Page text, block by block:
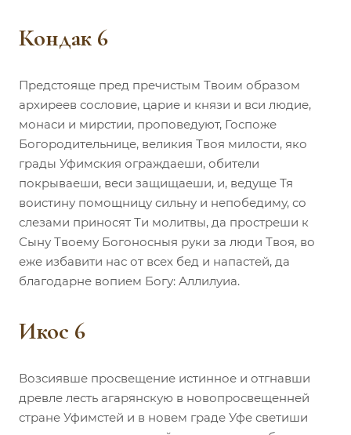
Кондак 6
Предстояще пред пречистым Твоим образом
архиреев сословие, царие и князи и вси людие,
монаси и мирстии, проповедуют, Госпоже
Богородительнице, великия Твоя милости, яко
грады Уфимския ограждаеши, обители
покрываеши, веси защищаеши, и, ведуще Тя
воистину помощницу сильну и непобедиму, со
слезами приносят Ти молитвы, да простреши к
Сыну Твоему Богоносныя руки за люди Твоя, во
еже избавити нас от всех бед и напастей, да
благодарне вопием Богу: Аллилуиа.
Икос 6
Возсиявше просвещение истинное и отгнавши
древле лесть агарянскую в новопросвещенней
стране Уфимстей и в новем граде Уфе светиши